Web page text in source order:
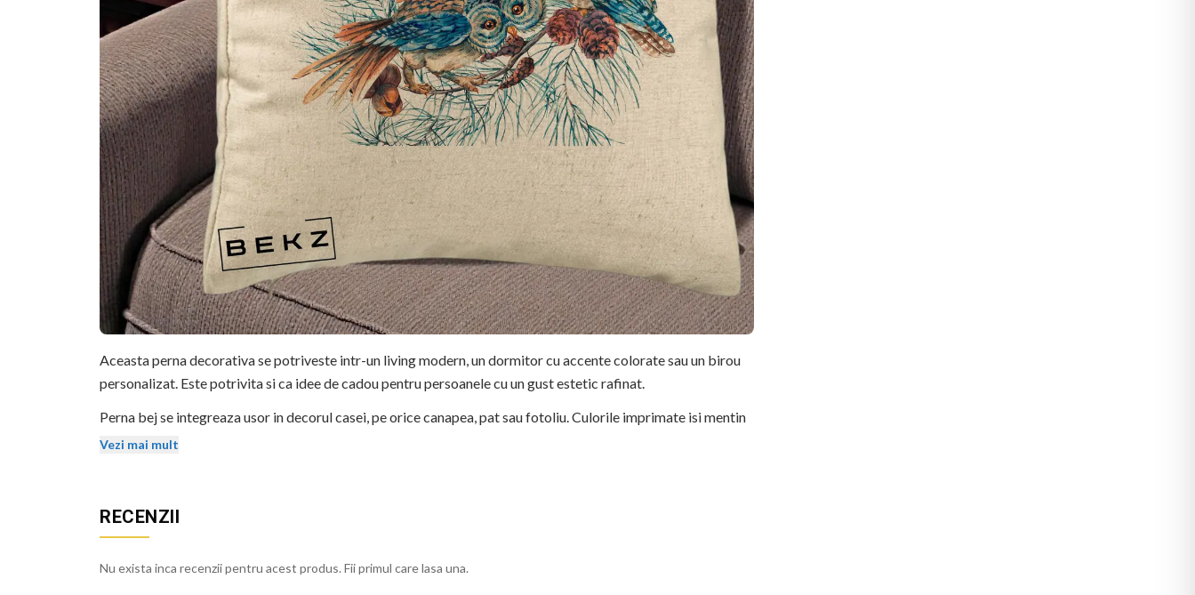
Aceasta perna decorativa se potriveste intr-un living modern, un dormitor cu accente colorate sau un birou
personalizat. Este potrivita si ca idee de cadou pentru persoanele cu un gust estetic rafinat.
Perna bej se integreaza usor in decorul casei, pe orice canapea, pat sau fotoliu. Culorile imprimate isi mentin
stralucirea si dupa spalari repetate.
cm.
Vezi mai mult
RECENZII
Nu exista inca recenzii pentru acest produs. Fii primul care lasa una.